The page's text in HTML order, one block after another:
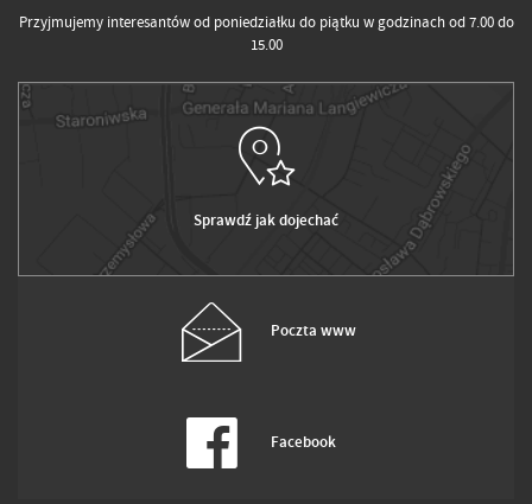
Przyjmujemy interesantów od poniedziałku do piątku w godzinach od 7.00 do
15.00
Sprawdź jak dojechać
Poczta www
Facebook